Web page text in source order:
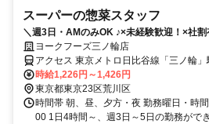
スーパーの惣菜スタッフ
＼週3日・AMのみOK ♪×未経験歓迎！×社
集 ヨークフーズ三ノ輪店
アクセス 東京メトロ日比谷線「三ノ輪
時給1,226円～1,426円
東京都東京23区荒川区
時間帯 朝、昼、夕方・夜 勤務曜日・時
00 1日4時間～、週3日～5日の勤務がで